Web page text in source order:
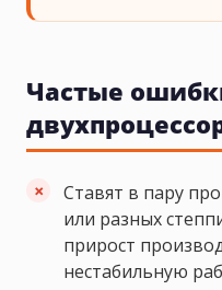
Частые
Ставят в пару
или разных
прирост
нестабильную